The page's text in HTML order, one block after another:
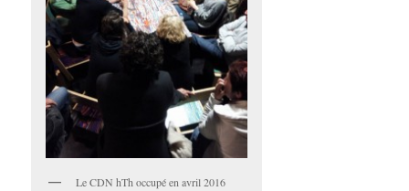
Le CDN hTh occupé en avril 2016